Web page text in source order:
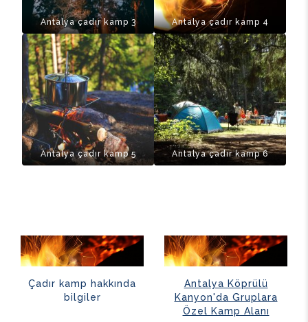
Antalya çadır kamp 3 Antalya çadır kamp 4
Antalya çadır kamp 5 Antalya çadır kamp 6
Çadır kamp hakkında
bilgiler
Antalya Köprülü
Kanyon'da Gruplara
Özel Kamp Alanı